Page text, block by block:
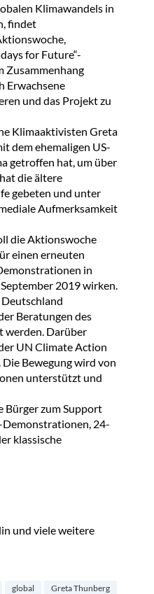
Klimawandels in
findet
for Future“-
Zusammenhang
Erwachsene
und das Projekt zu
Klimaaktivisten Greta
dem ehemaligen US-
getroffen hat, um über
die ältere
gebeten und unter
Aufmerksamkeit
die Aktionswoche
einen erneuten
in
2019 wirken.
Beratungen des
werden. Darüber
UN Climate Action
Bewegung wird von
unterstützt und
Bürger zum Support
Demonstrationen, 24-
klassische
und viele weitere
global
Greta Thunberg